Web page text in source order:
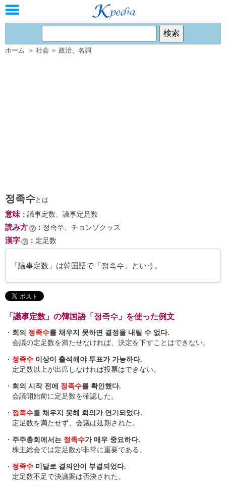
ホーム ＞ 社会 ＞ 政治、 名詞
정족수とは
意味： 議事定数、議事定足数
読み方 ： 정족쑤、チョンゾクッス
漢字 ： 定足数
「議事定数」は韓国語で「정족수」という。
「議事定数」の韓国語「정족수」を使った例文
・ 회의 정족수를 채우지 못하면 결정을 내릴 수 없다.
会議の定足数を満たせなければ、決定を下すことはできない。
・ 정족수 이상이 출석해야 투표가 가능하다.
定足数以上が出席しなければ投票はできない。
・ 회의 시작 전에 정족수를 확인했다.
会議開始前に定足数を確認した。
・ 정족수를 채우지 못해 회의가 연기되었다.
定足数を満たせず、会議は延期された。
・ 주주총회에서는 정족수가 매우 중요하다.
株主総会では定足数が非常に重要である。
・ 정족수 미달로 결의안이 부결되었다.
定足数不足で決議案は否決された。